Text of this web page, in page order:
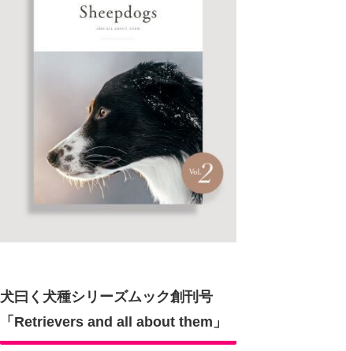
犬曰く犬種シリーズムック創刊号
「Retrievers and all about them」